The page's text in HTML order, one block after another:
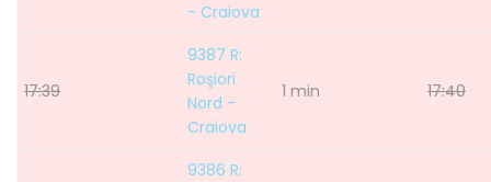
- Craiova
17:39
9387 R:
Roşiori
Nord -
Craiova
1 min 17:40
9386 R: